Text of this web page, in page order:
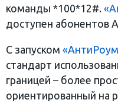
команды *100*12#.
доступен абонентов
С запуском
стандарт
границей – более
ориентированный на